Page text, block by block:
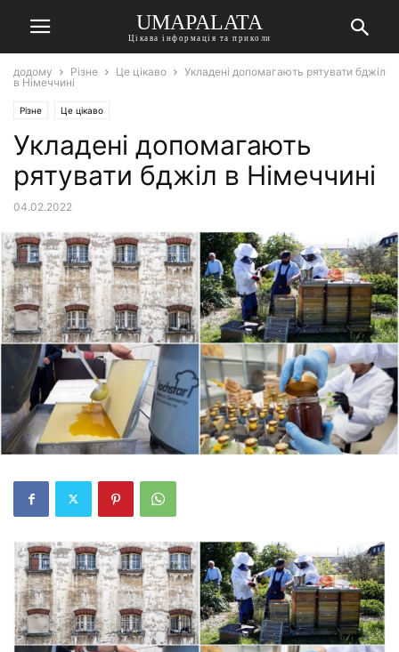
UMAPALATA
Цікава інформація та приколи
додому Різне Це цікаво
Укладені допомагають рятувати бджіл
в Німеччині
Різне Це цікаво
Укладені допомагають
рятувати бджіл в Німеччині
04.02.2022